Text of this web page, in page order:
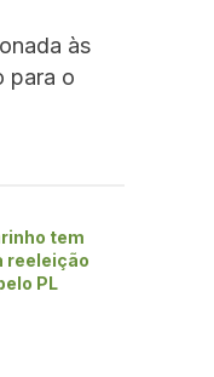
às
para o
tem
reeleição
PL